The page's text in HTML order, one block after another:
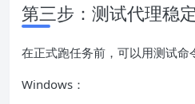
第三步：测试代理稳
在正式跑任务前，可以用测试命
Windows：